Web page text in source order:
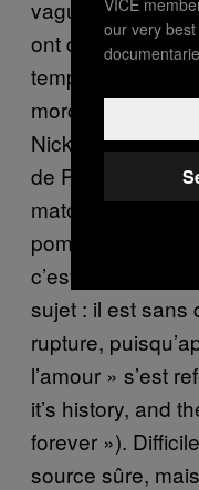
vaguement
ont dû écouter
temps du lycée.
morceau, c’est
Nick Castle,
de Phil Collins
matou coincé en
pompiers
c’est qu’on
sujet : il est sans
rupture,
l’amour »​ s’est
it’s history, and
forever »​).
source sûre,
our very